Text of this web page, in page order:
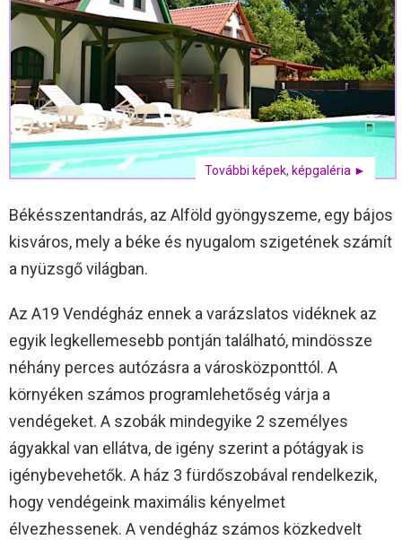
További képek, képgaléria ►
Békésszentandrás, az Alföld gyöngyszeme, egy bájos
kisváros, mely a béke és nyugalom szigetének számít
a nyüzsgő világban.
Az A19 Vendégház ennek a varázslatos vidéknek az
egyik legkellemesebb pontján található, mindössze
néhány perces autózásra a városközponttól. A
környéken számos programlehetőség várja a
vendégeket. A szobák mindegyike 2 személyes
ágyakkal van ellátva, de igény szerint a pótágyak is
igénybevehetők. A ház 3 fürdőszobával rendelkezik,
hogy vendégeink maximális kényelmet
élvezhessenek. A vendégház számos közkedvelt